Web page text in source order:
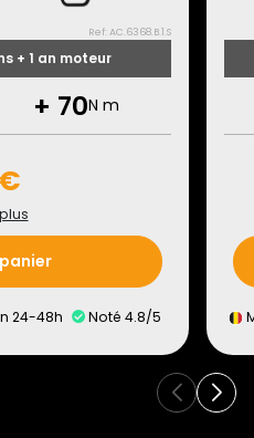
Ref: AC.6368.B.1.S
+ 1 an moteur
+ 70N m
24-48h Noté 4.8/5